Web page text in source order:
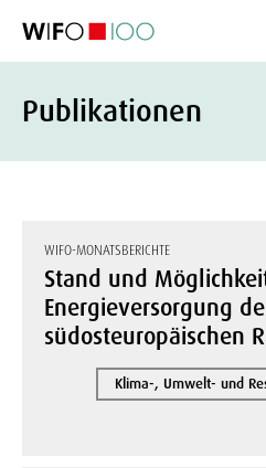
Publikationen
WIFO-MONATSBERICHTE
Stand und
Energieversorgung
südosteuropäischen
Klima-, Umwelt- und